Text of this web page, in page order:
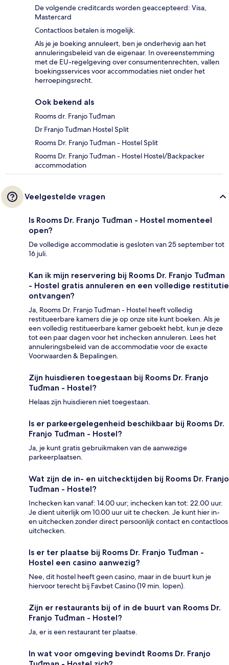
De volgende creditcards worden geaccepteerd: Visa,
Mastercard
Contactloos betalen is mogelijk.
Als je je boeking annuleert, ben je onderhevig aan het
annuleringsbeleid van de eigenaar. In overeenstemming
met de EU-regelgeving over consumentenrechten, vallen
boekingsservices voor accommodaties niet onder het
herroepingsrecht.
Ook bekend als
Rooms dr. Franjo Tuđman
Dr Franjo Tuđman Hostel Split
Rooms Dr. Franjo Tuđman - Hostel Split
Rooms Dr. Franjo Tuđman - Hostel Hostel/Backpacker
accommodation
Veelgestelde vragen
Is Rooms Dr. Franjo Tuđman - Hostel momenteel
open?
De volledige accommodatie is gesloten van 25 september tot
16 juli.
Kan ik mijn reservering bij Rooms Dr. Franjo Tuđman
- Hostel gratis annuleren en een volledige restitutie
ontvangen?
Ja, Rooms Dr. Franjo Tuđman - Hostel heeft volledig
restitueerbare kamers die je op onze site kunt boeken. Als je
een volledig restitueerbare kamer geboekt hebt, kun je deze
tot een paar dagen voor het inchecken annuleren. Lees het
annuleringsbeleid van de accommodatie voor de exacte
Voorwaarden & Bepalingen.
Zijn huisdieren toegestaan bij Rooms Dr. Franjo
Tuđman - Hostel?
Helaas zijn huisdieren niet toegestaan.
Is er parkeergelegenheid beschikbaar bij Rooms Dr.
Franjo Tuđman - Hostel?
Ja, je kunt gratis gebruikmaken van de aanwezige
parkeerplaatsen.
Wat zijn de in- en uitchecktijden bij Rooms Dr. Franjo
Tuđman - Hostel?
Inchecken kan vanaf: 14.00 uur; inchecken kan tot: 22.00 uur.
Je dient uiterlijk om 10.00 uur uit te checken. Je kunt hier in-
en uitchecken zonder direct persoonlijk contact en contactloos
uitchecken.
Is er ter plaatse bij Rooms Dr. Franjo Tuđman -
Hostel een casino aanwezig?
Nee, dit hostel heeft geen casino, maar in de buurt kun je
hiervoor terecht bij Favbet Casino (19 min. lopen).
Zijn er restaurants bij of in de buurt van Rooms Dr.
Franjo Tuđman - Hostel?
Ja, er is een restaurant ter plaatse.
In wat voor omgeving bevindt Rooms Dr. Franjo